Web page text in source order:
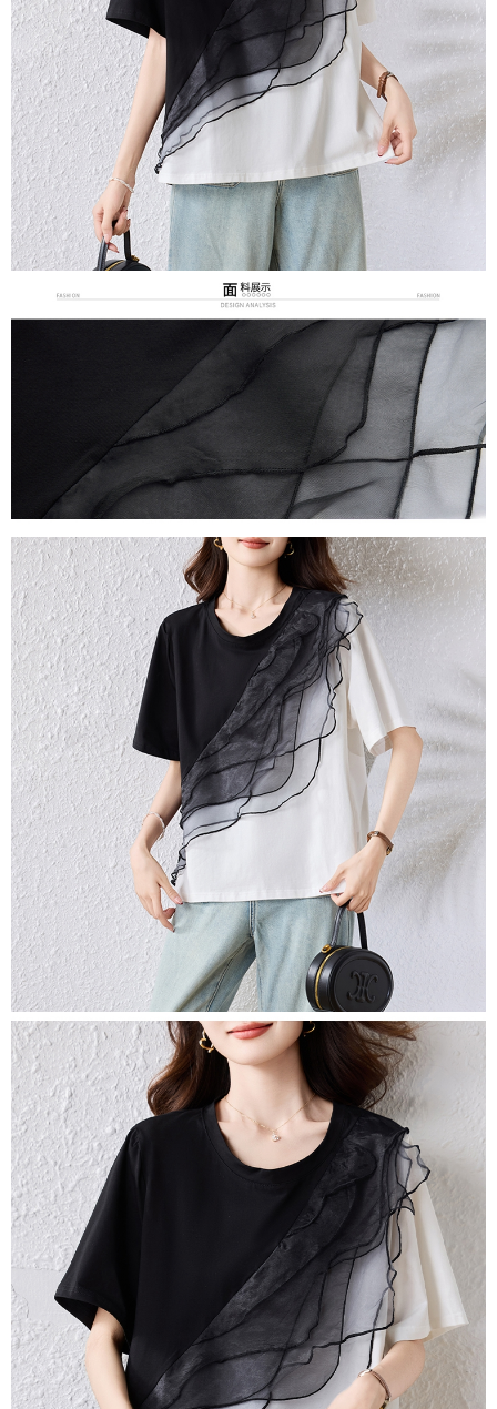
時審查核予不同之上限額度；若仍有額度不足之情形，本公司將視審查結果
請求用戶進行身份認證。
５．嚴禁一人註冊多個帳號或使用他人資訊註冊。若發現惡意使用之情形，
恩沛科技股份有限公司將有權停止該用戶之使用額度並採取法律行動。
離島-郵局寄送
每筆NT$90，滿NT$699(含以上)免運費
國家/地區配送 查看運費